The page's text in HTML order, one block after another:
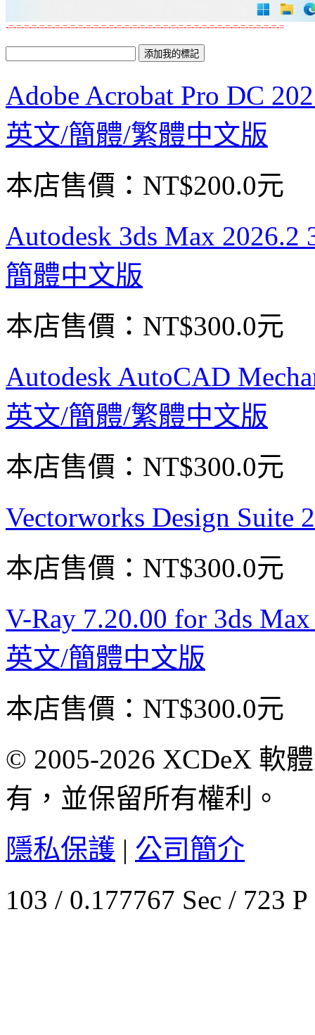
-=-=-=-=-=-=-=-=-=-=-=-=-=-=-=-=-=-=-=-=-=-=-=-=-=-=-=-=-=-=-=-=-=-=-=-=
Adobe Acrobat Pro DC
英文/簡體/繁體中文版
本店售價： NT$200.0元
Autodesk 3ds Max
簡體中文版
本店售價： NT$300.0元
Autodesk AutoCAD
英文/簡體/繁體中文版
本店售價： NT$300.0元
Vectorworks Design Suite
本店售價： NT$300.0元
V-Ray 7.20.00 for 3ds
英文/簡體中文版
本店售價： NT$300.0元
© 2005-2026 XCDeX 軟
有，並保留所有權利。
隱私保護 | 公司簡介
103 / 0.177767 Sec / 723